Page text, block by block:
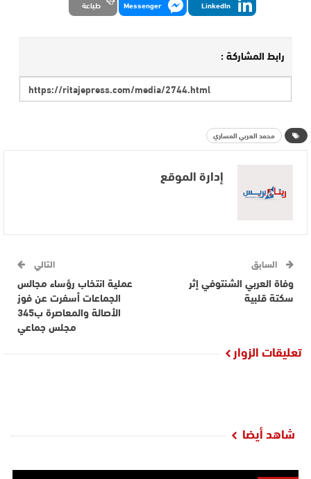
LinkedIn
Messenger طباعة
رابط المشاركة :
محمد العربي المساري
إدارة الموقع
السابق
وفاة العربي الشنتوفي إثر
سكتة قلبية
التالي
عملية انتخاب رؤساء مجالس
الجماعات أسفرت عن فوز
الأصالة والمعاصرة ب345
مجلس جماعي
تعليقات الزوار
شاهد أيضا